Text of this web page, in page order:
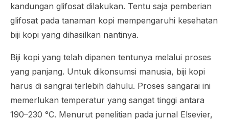
kandungan glifosat dilakukan. Tentu saja pemberian
glifosat pada tanaman kopi mempengaruhi kesehatan
biji kopi yang dihasilkan nantinya.
Biji kopi yang telah dipanen tentunya melalui proses
yang panjang. Untuk dikonsumsi manusia, biji kopi
harus di sangrai terlebih dahulu. Proses sangarai ini
memerlukan temperatur yang sangat tinggi antara
190–230 °C. Menurut penelitian pada jurnal Elsevier,